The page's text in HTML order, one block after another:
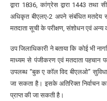
द्वारा 1836, कांग्रेस द्वारा 1443 तथा
अधिकृत बीएलए-2 अपने संबंधित मतदेय
मतदाता सूची के परीक्षण, संशोधन एवं
उप जिलाधिकारी ने बताया कि कोई भी
माध्यम से पंजीकरण एवं मतदाता पहचान
उपलब्ध “बुक ए कॉल विद बीएलओ”
जा सकता है। इसके अतिरिक्त निर्वाचन
प्राप्त की जा सकती है।